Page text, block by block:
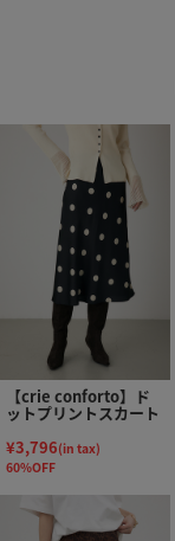
【crie conforto】ド
ットプリントスカート
¥3,796(in tax)
60%OFF